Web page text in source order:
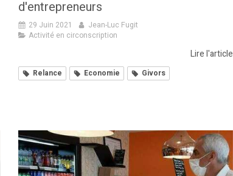
d'entrepreneurs
29 Juin 2021
Jean-Luc Fugit
Activité en circonscription
Lire l'article
Relance Economie Givors